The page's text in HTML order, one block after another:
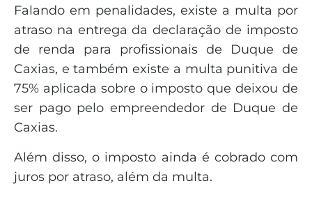
Falando em penalidades, existe a multa por
atraso na entrega da declaração de imposto
de renda para profissionais de Duque de
Caxias, e também existe a multa punitiva de
75% aplicada sobre o imposto que deixou de
ser pago pelo empreendedor de Duque de
Caxias.
Além disso, o imposto ainda é cobrado com
juros por atraso, além da multa.